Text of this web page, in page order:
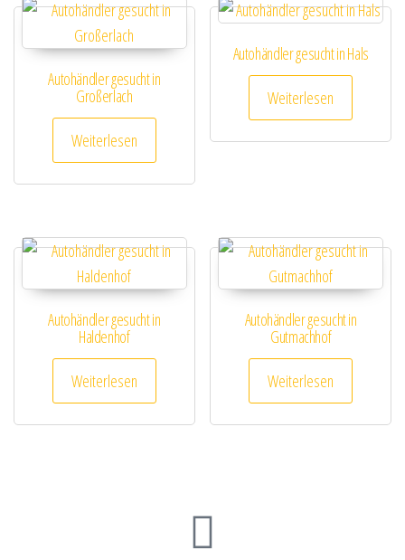
Autohändler gesucht in
Großerlach
Weiterlesen
Autohändler gesucht in Hals
Weiterlesen
Autohändler gesucht in
Haldenhof
Weiterlesen
Autohändler gesucht in
Gutmachhof
Weiterlesen